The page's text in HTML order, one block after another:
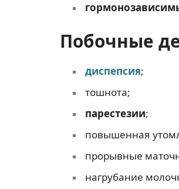
Побочные
диспепсия;
тошнота;
парестезии;
повышенная
прорывные
нагрубание